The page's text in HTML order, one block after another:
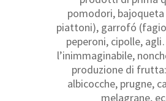
pomodori,
piattoni), garrofó
peperoni, cipolle,
l’inimmaginabile,
produzione di
albicocche, prugne,
melagrane,